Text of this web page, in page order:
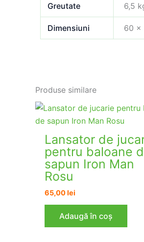
Greutate 6,5
Dimensiuni 60 ×
Produse similare
Lansator de
pentru baloane
sapun Iron Man
Rosu
65,00lei
Adaugă în coș